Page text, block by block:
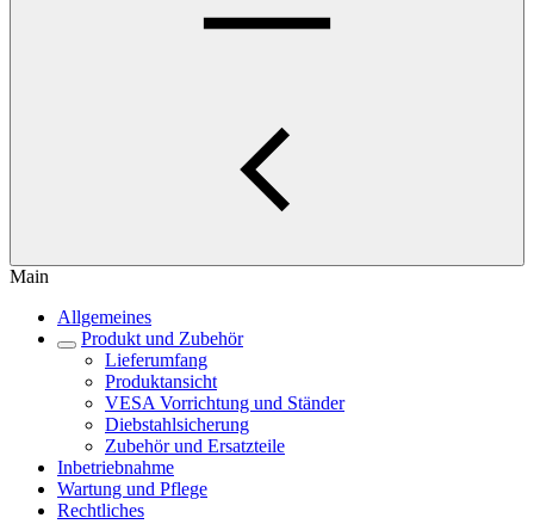
Main
Allgemeines
Produkt und Zubehör
Lieferumfang
Produktansicht
VESA Vorrichtung und Ständer
Diebstahlsicherung
Zubehör und Ersatzteile
Inbetriebnahme
Wartung und Pflege
Rechtliches